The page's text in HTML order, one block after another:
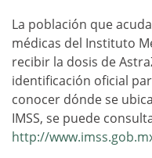
La población que
médicas del Instituto
recibir la dosis de
identificación oficial
conocer dónde se
IMSS, se puede
http://